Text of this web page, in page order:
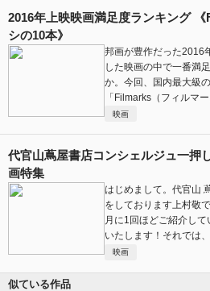
2016年上映映画満足度ランキング
シの10本》
邦画が豊作だった2016
した映画の中で一番満
か。今回、国内最大級
「Filmarks（フィルマ
映画
代官山蔦屋書店コンシェルジュ一押
画特集
はじめまして。代官山
をしております上村敬
月に1回ほどご紹介し
いたします！それでは
映画
似ている作品